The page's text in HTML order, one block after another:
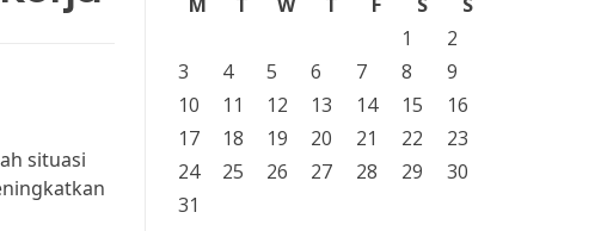
situasi
1
2
3
4 5 6 7 8
9
10
11 12 13 14 15
16
17
18 19 20 21 22
23
24
25 26 27 28 29
30
31